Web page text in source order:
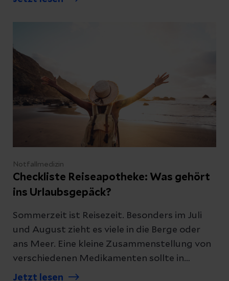
Notfallmedizin
Checkliste Reiseapotheke: Was gehört
ins Urlaubsgepäck?
Sommerzeit ist Reisezeit. Besonders im Juli
und August zieht es viele in die Berge oder
ans Meer. Eine kleine Zusammenstellung von
verschiedenen Medikamenten sollte in
keinem Urlaubsgepäck fehlen. Hier einige
Jetzt lesen